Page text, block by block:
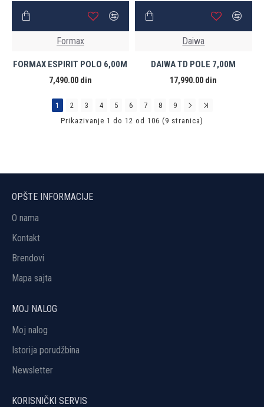
Formax
FORMAX ESPIRIT POLO 6,00M
7,490.00 din
Daiwa
DAIWA TD POLE 7,00M
17,990.00 din
1 2 3 4 5 6 7 8
9
Prikazivanje 1 do 12 od 106 (9 stranica)
OPŠTE INFORMACIJE
O nama
Kontakt
Brendovi
Mapa sajta
MOJ NALOG
Moj nalog
Istorija porudžbina
Newsletter
KORISNIČKI SERVIS